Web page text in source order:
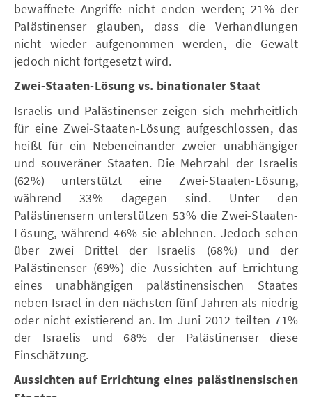
bewaffnete Angriffe nicht enden werden; 21% der
Palästinenser glauben, dass die Verhandlungen
nicht wieder aufgenommen werden, die Gewalt
jedoch nicht fortgesetzt wird.
Zwei-Staaten-Lösung vs. binationaler Staat
Israelis und Palästinenser zeigen sich mehrheitlich
für eine Zwei-Staaten-Lösung aufgeschlossen, das
heißt für ein Nebeneinander zweier unabhängiger
und souveräner Staaten. Die Mehrzahl der Israelis
(62%) unterstützt eine Zwei-Staaten-Lösung,
während 33% dagegen sind. Unter den
Palästinensern unterstützen 53% die Zwei-Staaten-
Lösung, während 46% sie ablehnen. Jedoch sehen
über zwei Drittel der Israelis (68%) und der
Palästinenser (69%) die Aussichten auf Errichtung
eines unabhängigen palästinensischen Staates
neben Israel in den nächsten fünf Jahren als niedrig
oder nicht existierend an. Im Juni 2012 teilten 71%
der Israelis und 68% der Palästinenser diese
Einschätzung.
Aussichten auf Errichtung eines palästinensischen